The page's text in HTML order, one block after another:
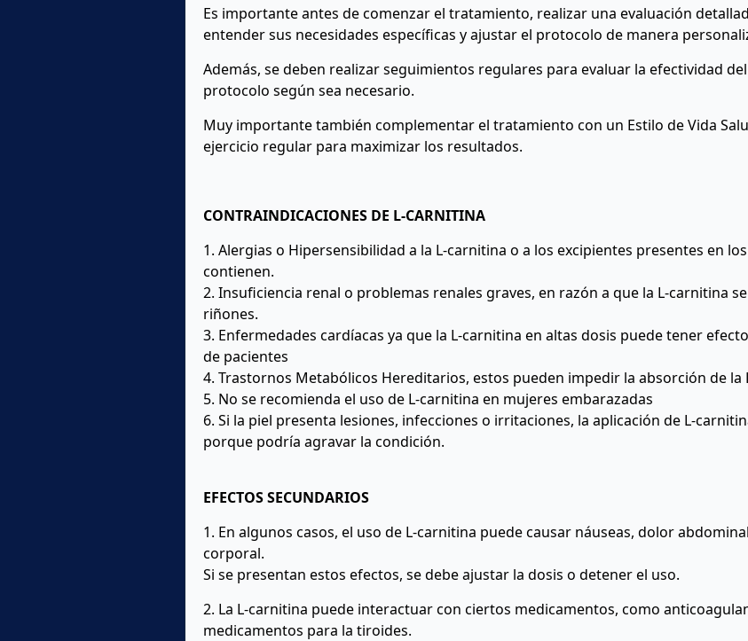
Es importante antes de comenzar el tratamiento, realizar una evaluación
entender sus necesidades específicas y ajustar el protocolo de manera
Además, se deben realizar seguimientos regulares para evaluar la efectividad
protocolo según sea necesario.
Muy importante también complementar el tratamiento con un Estilo de Vida
ejercicio regular para maximizar los resultados.
CONTRAINDICACIONES DE L-CARNITINA
1. Alergias o Hipersensibilidad a la L-carnitina o a los excipientes presentes en
contienen.
2. Insuficiencia renal o problemas renales graves, en razón a que la L-carnitina
riñones.
3. Enfermedades cardíacas ya que la L-carnitina en altas dosis puede tener
de pacientes
4. Trastornos Metabólicos Hereditarios, estos pueden impedir la absorción de la
5. No se recomienda el uso de L-carnitina en mujeres embarazadas
6. Si la piel presenta lesiones, infecciones o irritaciones, la aplicación de L-
porque podría agravar la condición.
EFECTOS SECUNDARIOS
1. En algunos casos, el uso de L-carnitina puede causar náuseas, dolor
corporal.
Si se presentan estos efectos, se debe ajustar la dosis o detener el uso.
2. La L-carnitina puede interactuar con ciertos medicamentos, como
medicamentos para la tiroides.